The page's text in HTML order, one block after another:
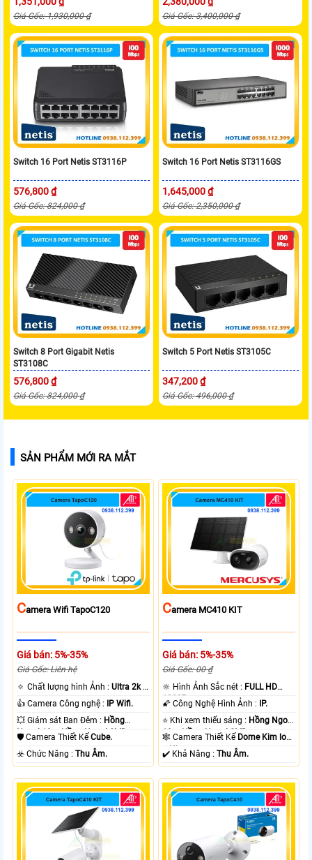
Giá Gốc: 1,930,000 ₫ Giá Gốc: 3,400,000 ₫
Switch 16 Port Netis ST3116P
576,800 ₫
Giá Gốc: 824,000 ₫
Switch 16 Port Netis ST3116GS
1,645,000 ₫
Giá Gốc: 2,350,000 ₫
Switch 8 Port Gigabit Netis
ST3108C
576,800 ₫
Giá Gốc: 824,000 ₫
Switch 5 Port Netis ST3105C
347,200 ₫
Giá Gốc: 496,000 ₫
SẢN PHẨM MỚI RA MẮT
CAmera Wifi TapoC120
Giá bán: 5%-35%
Giá Gốc: Liên hệ
🔅 Chất lượng hình Ảnh :Ultra 2k +
.
👍 Camera Công nghệ :
IP Wifi.
💥 Giám sát Ban Đêm : Hồng
Ngoại 10m Hồng Ngoại SMD.
🛡 Camera Thiết KếCube.
️☣️ Chức Năng :Thu Âm.
CAmera MC410 KIT
Giá bán: 5%-35%
Giá Gốc: 00 ₫
🔆 Hình Ảnh Sắc nét : FULL HD
1080P .
🌠 Công Nghệ Hình Ảnh :
IP.
⭐ Khi xem thiếu sáng : Hồng Ngoại
10m Hồng Ngoại SMD.
🕸️ Camera Thiết Kế Dome Kim loại
+ Nhựa.
️✔️ Khả Năng :Thu Âm.